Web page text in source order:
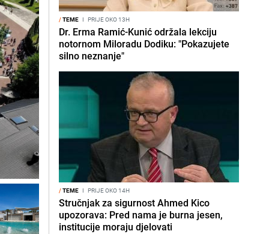
/TEME I PRIJE OKO 13H
Dr. Erma Ramić-Kunić održala lekciju
notornom Miloradu Dodiku: "Pokazujete
silno neznanje"
/TEME I PRIJE OKO 14H
Stručnjak za sigurnost Ahmed Kico
upozorava: Pred nama je burna jesen,
institucije moraju djelovati